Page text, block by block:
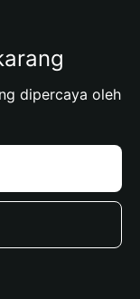
dipercaya oleh